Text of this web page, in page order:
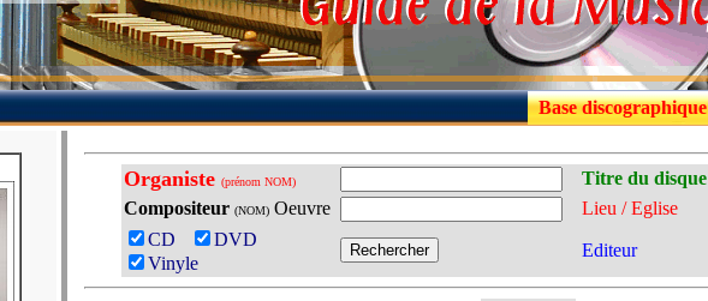
Base discographique
Organiste (prénom NOM)
Titre du disque
Compositeur (NOM)Oeuvre
Lieu / Eglise
CD
DVD
Vinyle
Editeur